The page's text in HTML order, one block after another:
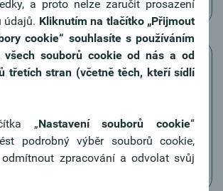
příkazech“ naleznete standardně
resp. ještě ne celé a úplně
a proto nelze zaručit prosazení
údajů. Kliknutím na tlačítko „Přijmout
cookie“ souhlasíte s používáním
všech souborů cookie od nás a od
třetích stran (včetně těch, kteří sídlí
„Nastavení souborů cookie“
podrobný výběr souborů cookie,
zpracování a odvolat svůj